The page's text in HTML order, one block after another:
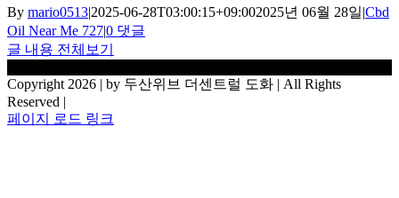
By mario0513|2025-06-28T03:00:15+09:002025년 06월 28일|Cbd
Oil Near Me 727|0 댓글
글 내용 전체보기
Copyright 2026 | by 두산위브 더센트럴 도화 | All Rights
Reserved |
페이지 로드 링크